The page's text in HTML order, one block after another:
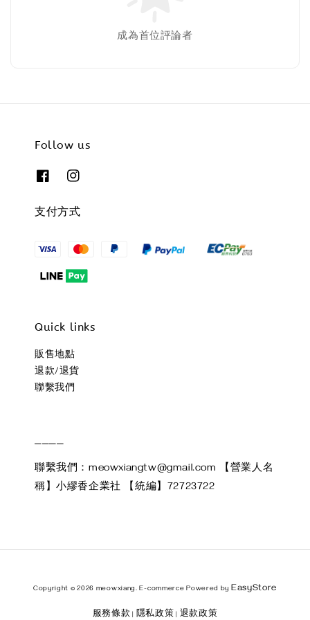
成為首位評論者
Follow us
支付方式
Quick links
販售地點
退款/退貨
聯繫我們
聯繫我們：meowxiangtw@gmail.com 【營業人名
稱】小繆香企業社 【統編】72723722
Copyright © 2026 meowxiang. E-commerce Powered by EasyStore
服務條款 隱私政策 退款政策